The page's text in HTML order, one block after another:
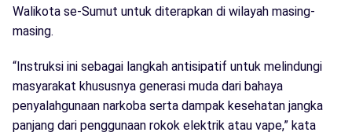
Walikota se-Sumut untuk diterapkan di wilayah masing-
masing.
“Instruksi ini sebagai langkah antisipatif untuk melindungi
masyarakat khususnya generasi muda dari bahaya
penyalahgunaan narkoba serta dampak kesehatan jangka
panjang dari penggunaan rokok elektrik atau vape,” kata